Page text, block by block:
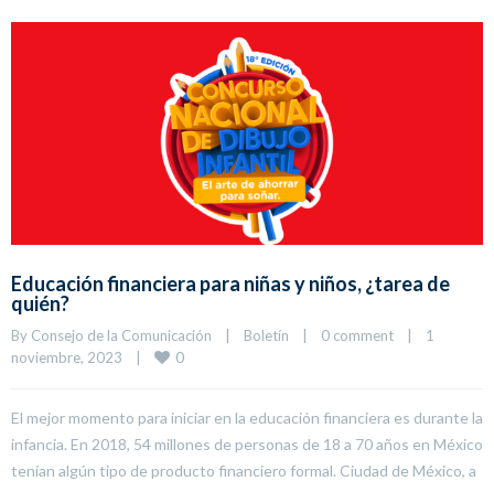
Educación financiera para niñas y niños, ¿tarea de
quién?
By Consejo de la Comunicación | Boletín | 0 comment |
1
noviembre, 2023
| 0
El mejor momento para iniciar en la educación financiera es durante la
infancia. En 2018, 54 millones de personas de 18 a 70 años en México
tenían algún tipo de producto financiero formal. Ciudad de México, a